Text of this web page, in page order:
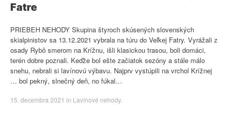
Fatre
PRIEBEH NEHODY Skupina štyroch skúsených slovenských
skialpinistov sa 13.12.2021 vybrala na túru do Veľkej Fatry. Vyrážali z
osady Rybô smerom na Krížnu, išli klasickou trasou, boli domáci,
terén dobre poznali. Keďže bol ešte začiatok sezóny a stále málo
snehu, nebrali si lavínovú výbavu. Najprv vystúpili na vrchol Krížnej
… bol pekný, slnečný deň, no fúkal…
15. decembra 2021 in Lavínové nehody.